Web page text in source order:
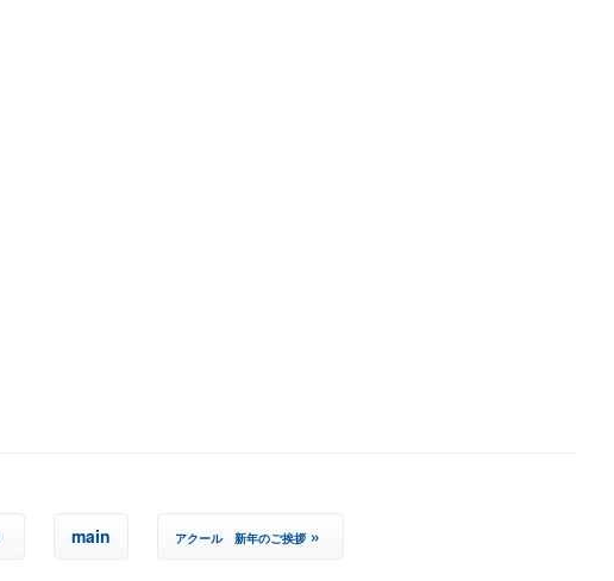
main アクール 新年のご挨拶 »